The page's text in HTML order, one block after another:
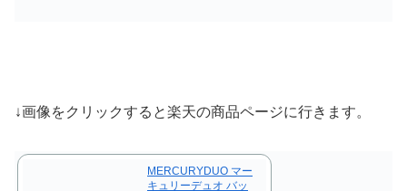
↓画像をクリックすると楽天の商品ページに行きます。
MERCURYDUO マー
キュリーデュオ バッ